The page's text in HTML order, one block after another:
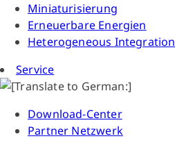
Miniaturisierung
Erneuerbare Energien
Heterogeneous Integration
Service
Download-Center
Partner Netzwerk